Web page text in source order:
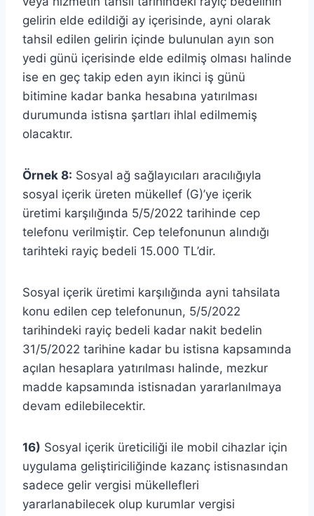
gelirin elde edildiği ay içerisinde, ayni olarak
tahsil edilen gelirin içinde bulunulan ayın son
yedi günü içerisinde elde edilmiş olması halinde
ise en geç takip eden ayın ikinci iş günü
bitimine kadar banka hesabına yatırılması
durumunda istisna şartları ihlal edilmemiş
olacaktır.
Örnek 8: Sosyal ağ sağlayıcıları aracılığıyla
sosyal içerik üreten mükellef (G)’ye içerik
üretimi karşılığında 5/5/2022 tarihinde cep
telefonu verilmiştir. Cep telefonunun alındığı
tarihteki rayiç bedeli 15.000 TL’dir.
Sosyal içerik üretimi karşılığında ayni tahsilata
konu edilen cep telefonunun, 5/5/2022
tarihindeki rayiç bedeli kadar nakit bedelin
31/5/2022 tarihine kadar bu istisna kapsamında
açılan hesaplara yatırılması halinde, mezkur
madde kapsamında istisnadan yararlanılmaya
devam edilebilecektir.
16) Sosyal içerik üreticiliği ile mobil cihazlar için
uygulama geliştiriciliğinde kazanç istisnasından
sadece gelir vergisi mükellefleri
yararlanabilecek olup kurumlar vergisi